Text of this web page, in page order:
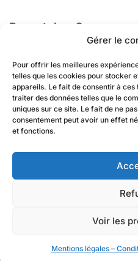
Gérer le
Pour offrir les meilleures
telles que les cookies pour stocker
appareils. Le fait de consentir à
traiter des données telles que le
uniques sur ce site. Le fait de ne
consentement peut avoir un effet
et fonctions.
Voir les
Mentions légales –
Recaptcha v2
En renseignant votre adresse email,
newsletter nos derniers articles de
politique de confidentialité (art.9).
Mentions légales-